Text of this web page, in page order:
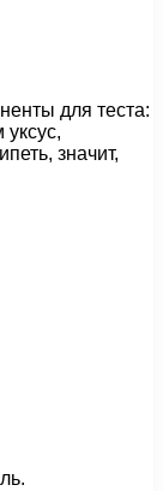
для теста:
значит,